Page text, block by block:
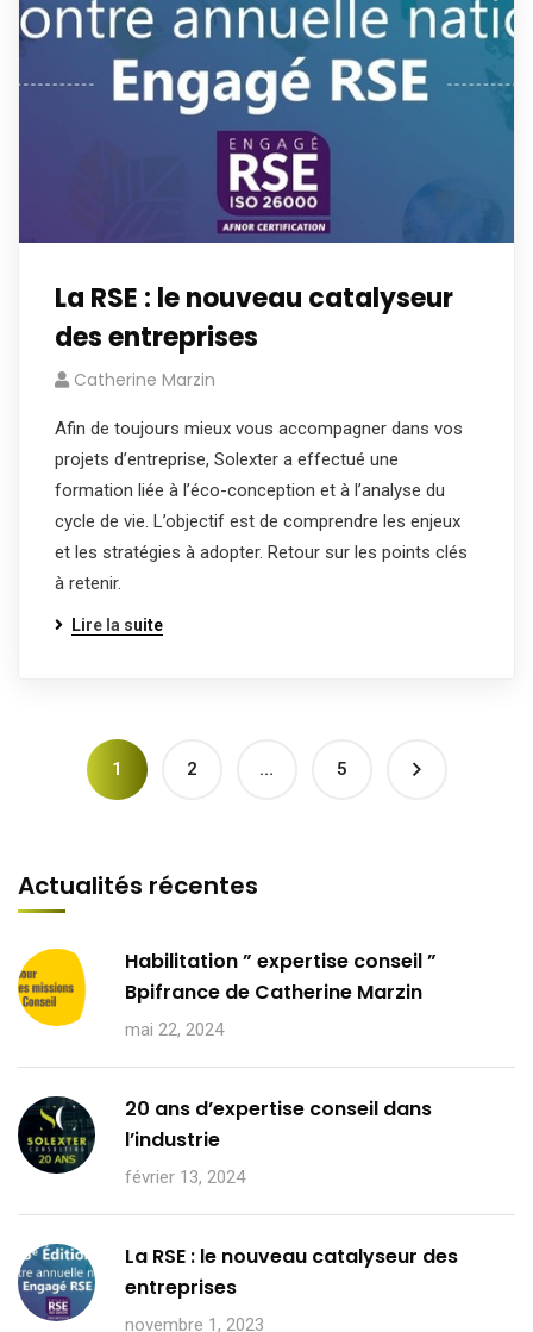
La RSE : le nouveau catalyseur
des entreprises
Catherine Marzin
Afin de toujours mieux vous accompagner dans vos
projets d’entreprise, Solexter a effectué une
formation liée à l’éco-conception et à l’analyse du
cycle de vie. L’objectif est de comprendre les enjeux
et les stratégies à adopter. Retour sur les points clés
à retenir.
Lire la suite
1 2 … 5
Actualités récentes
Habilitation ” expertise conseil ”
Bpifrance de Catherine Marzin
mai 22, 2024
20 ans d’expertise conseil dans
l’industrie
février 13, 2024
La RSE : le nouveau catalyseur des
entreprises
novembre 1, 2023